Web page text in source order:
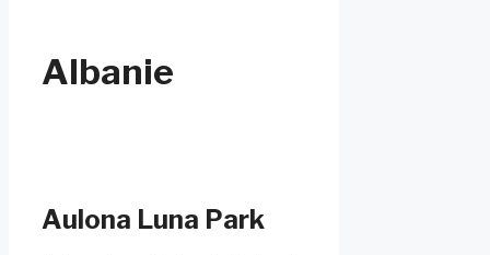
Albanie
Aulona Luna Park